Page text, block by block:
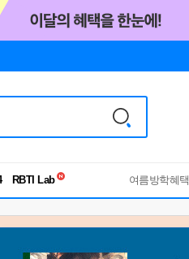
RBTI Lab
독서유형검사
여름방학혜택